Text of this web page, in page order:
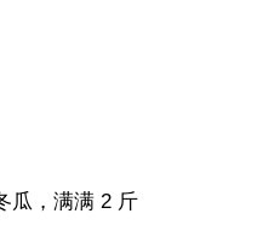
瓜，满满 2 斤